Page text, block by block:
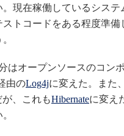
現在稼働しているシス
トコードをある程度準
オープンソースのコン
由のLog4jに変えた。また
、これもHibernateに変え